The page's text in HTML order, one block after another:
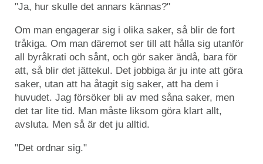
"Ja, hur skulle det annars kännas?"
Om man engagerar sig i olika saker, så blir de fort
tråkiga. Om man däremot ser till att hålla sig utanför
all byråkrati och sånt, och gör saker ändå, bara för
att, så blir det jättekul. Det jobbiga är ju inte att göra
saker, utan att ha åtagit sig saker, att ha dem i
huvudet. Jag försöker bli av med såna saker, men
det tar lite tid. Man måste liksom göra klart allt,
avsluta. Men så är det ju alltid.
"Det ordnar sig."